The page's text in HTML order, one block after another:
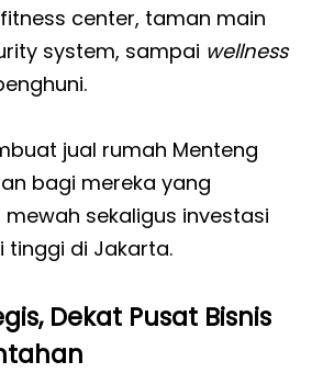
center, taman main
system, sampai wellness
jual rumah Menteng
bagi mereka yang
sekaligus investasi
tinggi di Jakarta.
Dekat Pusat Bisnis